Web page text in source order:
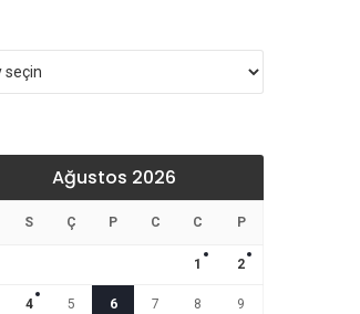
Ağustos 2026
S Ç P C C P
1 2
4 5 6 7 8 9